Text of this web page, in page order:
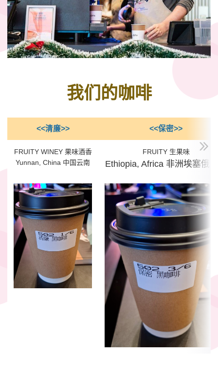
我们的咖啡
<<清廉>> <<保密>>
FRUITY WINEY 果味酒香
Yunnan, China 中国云南
FRUITY 生果味
Ethiopia, Africa 非洲埃塞俄